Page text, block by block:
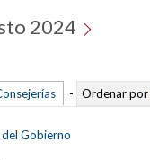
2024
- Ordenar por
Gobierno